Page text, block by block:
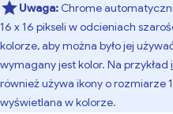
Uwaga: Chrome
16 x 16 pikseli w odcieniach
kolorze, aby można było jej
wymagany jest kolor. Na przykład
również używa ikony o rozmiarze
wyświetlana w kolorze.